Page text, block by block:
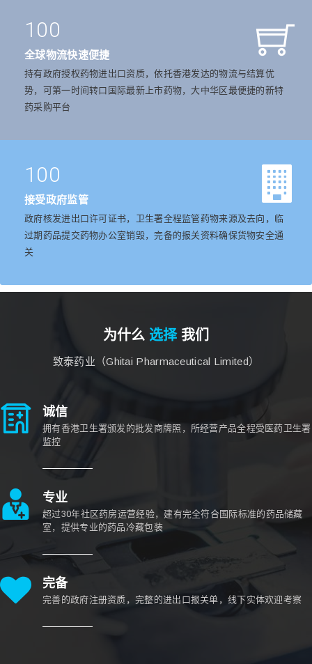
100
全球物流快速便捷
持有政府授权药物进出口资质，依托香港发达的物流与结算优
势，可第一时间转口国际最新上市药物，大中华区最便捷的新特
药采购平台
100
接受政府监管
政府核发进出口许可证书，卫生署全程监管药物来源及去向，临
过期药品提交药物办公室销毁，完备的报关资料确保货物安全通
关
为什么 选择我们
致泰药业（Ghitai Pharmaceutical Limited）
诚信
拥有香港卫生署颁发的批发商牌照，所经营产品全程受医药卫生署
监控
专业
超过30年社区药房运营经验，建有完全符合国际标准的药品储藏
室，提供专业的药品冷藏包装
完备
完善的政府注册资质，完整的进出口报关单，线下实体欢迎考察